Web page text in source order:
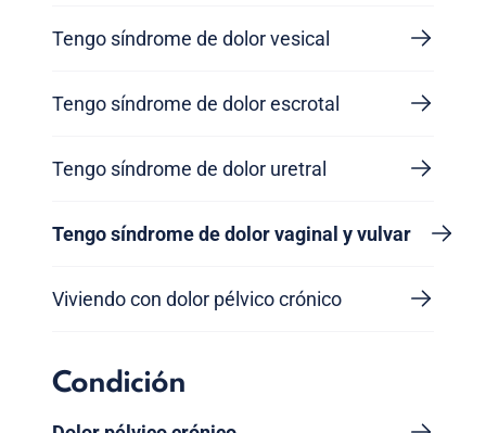
Tengo síndrome de dolor vesical
Tengo síndrome de dolor escrotal
Tengo síndrome de dolor uretral
Tengo síndrome de dolor vaginal y vulvar
Viviendo con dolor pélvico crónico
Condición